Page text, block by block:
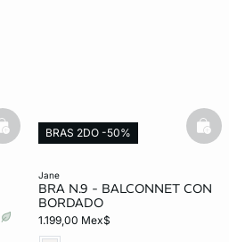
basketfull
jane
BRA N.9 - BALCONNET CON
BORDADO
1.199,00 Mex$
BRAS 2DO -50%